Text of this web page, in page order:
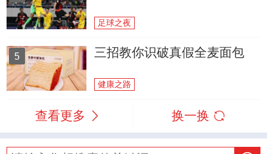
足球之夜
5 三招教你识破真假全麦面包
健康之路
查看更多 换一换